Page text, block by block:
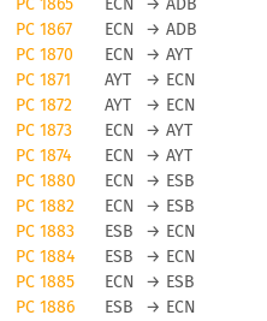
PC 1865 ECN → ADB
PC 1867 ECN → ADB
PC 1870 ECN → AYT
PC 1871 AYT → ECN
PC 1872 AYT → ECN
PC 1873 ECN → AYT
PC 1874 ECN → AYT
PC 1880 ECN → ESB
PC 1882 ECN → ESB
PC 1883 ESB → ECN
PC 1884 ESB → ECN
PC 1885 ECN → ESB
PC 1886 ESB → ECN